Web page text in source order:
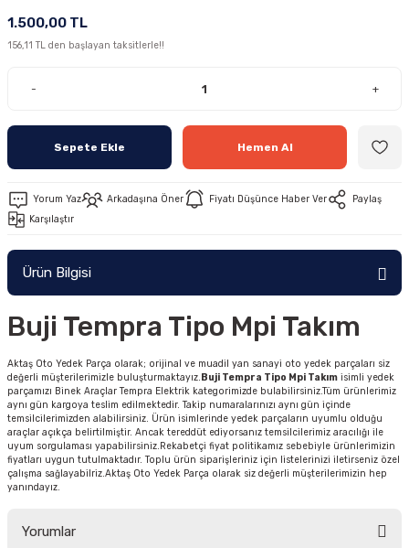
1.500,00 TL
156,11 TL den başlayan taksitlerle!!
- +
Sepete Ekle Hemen Al
Yorum Yaz Arkadaşına Öner Fiyatı Düşünce Haber Ver
Paylaş
Karşılaştır
Ürün Bilgisi
Buji Tempra Tipo Mpi Takım
Aktaş Oto Yedek Parça olarak; orijinal ve muadil yan sanayi oto yedek parçaları siz
değerli müşterilerimizle buluşturmaktayız.Buji Tempra Tipo Mpi Takım isimli yedek
parçamızı Binek Araçlar Tempra Elektrik kategorimizde bulabilirsiniz.Tüm ürünlerimiz
aynı gün kargoya teslim edilmektedir. Takip numaralarınızı aynı gün içinde
temsilcilerimizden alabilirsiniz. Ürün isimlerinde yedek parçaların uyumlu olduğu
araçlar açıkça belirtilmiştir. Ancak tereddüt ediyorsanız temsilcilerimiz aracılığı ile
uyum sorgulaması yapabilirsiniz.Rekabetçi fiyat politikamız sebebiyle ürünlerimizin
fiyatları uygun tutulmaktadır. Toplu ürün siparişleriniz için listelerinizi iletirseniz özel
çalışma sağlayabilriz.Aktaş Oto Yedek Parça olarak siz değerli müşterilerimizin hep
yanındayız.
Yorumlar